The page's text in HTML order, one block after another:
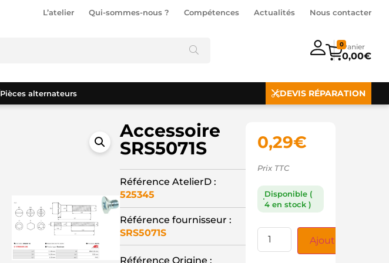
L’atelier Qui-sommes-nous ? Compétences Actualités Nous contacter
0,00€
0
Pièces alternateurs DEVIS RÉPARATION
Accessoire
SRS5071S
Référence AtelierD :
525345
Référence fournisseur :
SRS5071S
Référence Origine :
0,29€
Prix TTC
Disponible (
4 en stock )
Ajouter au